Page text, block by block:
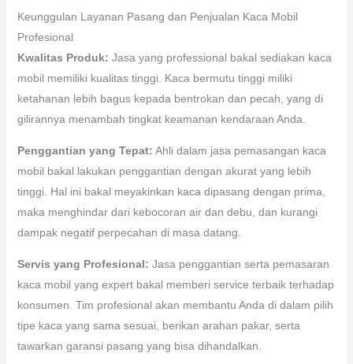
Keunggulan Layanan Pasang dan Penjualan Kaca Mobil
Profesional
Kwalitas Produk: Jasa yang professional bakal sediakan kaca
mobil memiliki kualitas tinggi. Kaca bermutu tinggi miliki
ketahanan lebih bagus kepada bentrokan dan pecah, yang di
gilirannya menambah tingkat keamanan kendaraan Anda.
Penggantian yang Tepat: Ahli dalam jasa pemasangan kaca
mobil bakal lakukan penggantian dengan akurat yang lebih
tinggi. Hal ini bakal meyakinkan kaca dipasang dengan prima,
maka menghindar dari kebocoran air dan debu, dan kurangi
dampak negatif perpecahan di masa datang.
Servis yang Profesional: Jasa penggantian serta pemasaran
kaca mobil yang expert bakal memberi service terbaik terhadap
konsumen. Tim profesional akan membantu Anda di dalam pilih
tipe kaca yang sama sesuai, berikan arahan pakar, serta
tawarkan garansi pasang yang bisa dihandalkan.